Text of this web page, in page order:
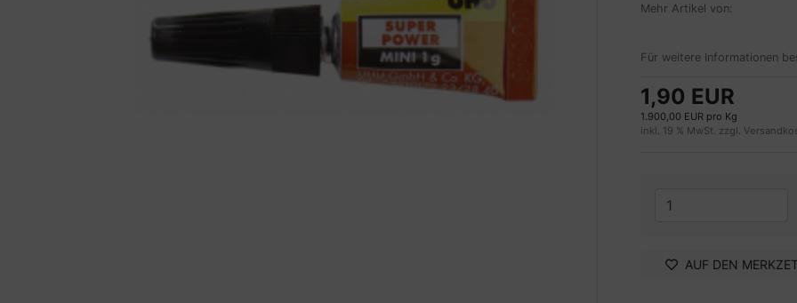
Mehr Artikel von:
Für weitere Informationen
1,90 EUR
1.900,00 EUR pro Kg
inkl. 19 % MwSt. zzgl.
AUF DEN